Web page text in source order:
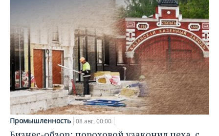
Промышленность 08 авг, 00:00